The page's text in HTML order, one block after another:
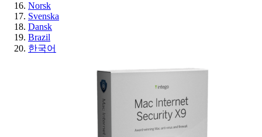
Norsk
Svenska
Dansk
Brazil
한국어